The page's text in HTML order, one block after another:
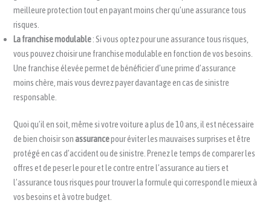
meilleure protection tout en payant moins cher qu’une assurance tous
risques.
La franchise modulable: Si vous optez pour une assurance tous risques,
vous pouvez choisir une franchise modulable en fonction de vos besoins.
Une franchise élevée permet de bénéficier d’une prime d’assurance
moins chère, mais vous devrez payer davantage en cas de sinistre
responsable.
Quoi qu’il en soit, même si votre voiture a plus de 10 ans, il est nécessaire
de bien choisir sonassurancepour éviter les mauvaises surprises et être
protégé en cas d’accident ou de sinistre. Prenez le temps de comparer les
offres et de peser le pour et le contre entre l’assurance au tiers et
l’assurance tous risques pour trouver la formule qui correspond le mieux à
vos besoins et à votre budget.